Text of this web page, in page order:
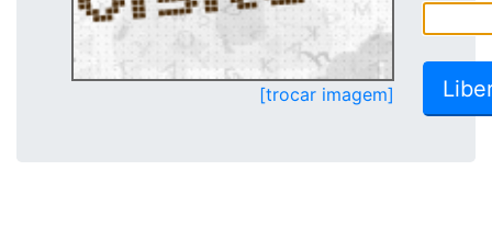
[trocar imagem]